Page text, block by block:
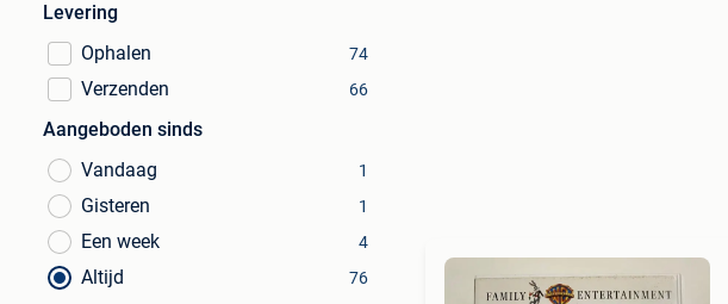
Levering
Ophalen
74
Verzenden 66
Aangeboden sinds
Vandaag
1
Gisteren 1
Een week 4
Altijd 76